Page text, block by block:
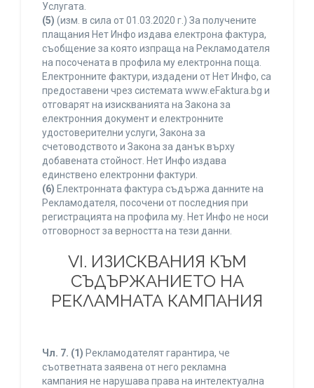
Услугата.
(5) (изм. в сила от 01.03.2020 г.) За получените
плащания Нет Инфо издава електрона фактура,
съобщение за която изпраща на Рекламодателя
на посочената в профила му електронна поща.
Електронните фактури, издадени от Нет Инфо, са
предоставени чрез системата www.eFaktura.bg и
отговарят на изискванията на Закона за
електронния документ и електронните
удостоверителни услуги, Закона за
счетоводството и Закона за данък върху
добавената стойност. Нет Инфо издава
единствено електронни фактури.
(6) Електронната фактура съдържа данните на
Рекламодателя, посочени от последния при
регистрацията на профила му. Нет Инфо не носи
отговорност за верността на тези данни.
VI. ИЗИСКВАНИЯ КЪМ
СЪДЪРЖАНИЕТО НА
РЕКЛАМНАТА КАМПАНИЯ
Чл. 7. (1) Рекламодателят гарантира, че
съответната заявена от него рекламна
кампания не нарушава права на интелектуална